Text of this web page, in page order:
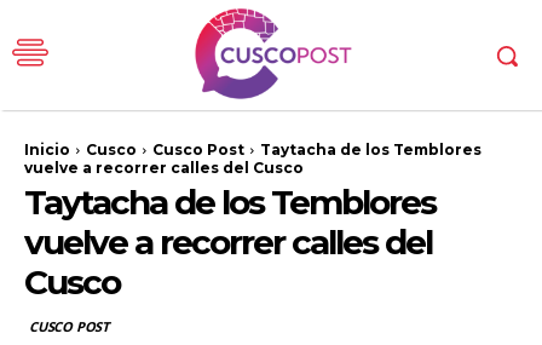
Inicio Cusco Cusco Post
Taytacha de los Temblores
vuelve a recorrer calles del Cusco
Taytacha de los Temblores
vuelve a recorrer calles del
Cusco
CUSCO POST